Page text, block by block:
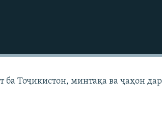
ба Тоҷикистон, минтақа ва ҷаҳон дар